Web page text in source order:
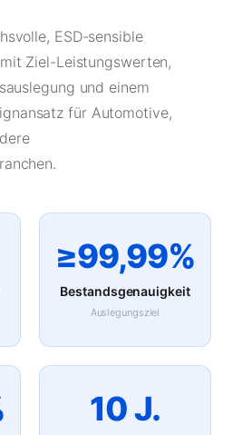
ESD-sensible
Ziel-Leistungswerten,
und einem
für Automotive,
≥99,99%
Bestandsgenauigkeit
Auslegungsziel
10 J.